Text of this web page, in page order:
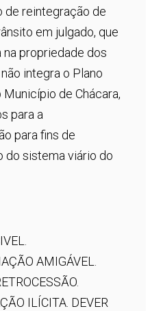
de reintegração de
em julgado, que
na propriedade dos
integra o Plano
de Chácara,
para a
para fins de
do sistema viário do
AMIGÁVEL.
ILÍCITA. DEVER